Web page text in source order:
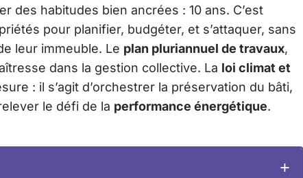
des habitudes bien ancrées : 10 ans. C’est
pour planifier, budgéter, et s’attaquer, sans
leur immeuble. Le plan pluriannuel de travaux,
dans la gestion collective. La loi climat et
: il s’agit d’orchestrer la préservation du bâti,
le défi de la performance énergétique.